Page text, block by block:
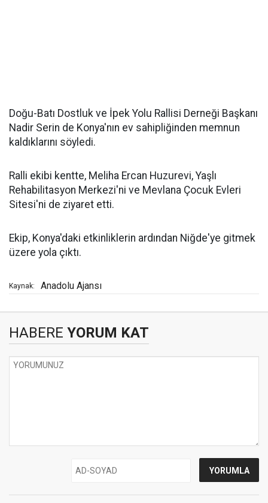
Doğu-Batı Dostluk ve İpek Yolu Rallisi Derneği Başkanı
Nadir Serin de Konya'nın ev sahipliğinden memnun
kaldıklarını söyledi.
Ralli ekibi kentte, Meliha Ercan Huzurevi, Yaşlı
Rehabilitasyon Merkezi'ni ve Mevlana Çocuk Evleri
Sitesi'ni de ziyaret etti.
Ekip, Konya'daki etkinliklerin ardından Niğde'ye gitmek
üzere yola çıktı.
Kaynak: Anadolu Ajansı
HABERE YORUM KAT